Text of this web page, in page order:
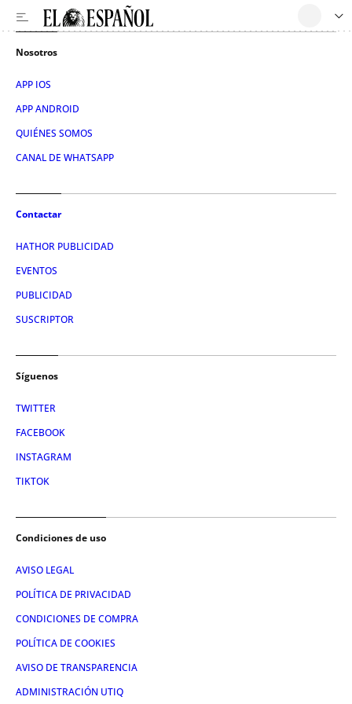
Nosotros
APP IOS
APP ANDROID
QUIÉNES SOMOS
CANAL DE WHATSAPP
Contactar
HATHOR PUBLICIDAD
EVENTOS
PUBLICIDAD
SUSCRIPTOR
Síguenos
TWITTER
FACEBOOK
INSTAGRAM
TIKTOK
Condiciones de uso
AVISO LEGAL
POLÍTICA DE PRIVACIDAD
CONDICIONES DE COMPRA
POLÍTICA DE COOKIES
AVISO DE TRANSPARENCIA
ADMINISTRACIÓN UTIQ